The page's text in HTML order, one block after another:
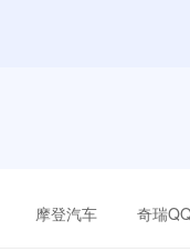
摩登汽车 奇瑞